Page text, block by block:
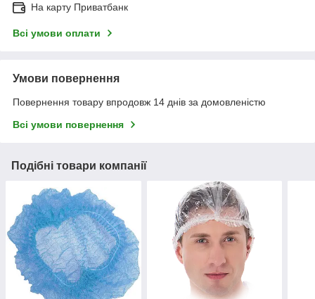
На карту Приватбанк
Всі умови оплати
Умови повернення
Повернення товару впродовж 14 днів за домовленістю
Всі умови повернення
Подібні товари компанії